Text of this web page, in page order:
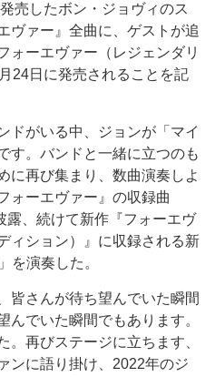
売したボン・ジョヴィのス
ヴァー』全曲に、ゲストが追
ォーエヴァー（レジェンダリ
24日に発売されることを記
がいる中、ジョンが「マイ
す。バンドと一緒に立つのも
に再び集まり、数曲演奏しよ
ォーエヴァー』の収録曲
露、続けて新作『フォーエヴ
ィション）』に収録される新
を演奏した。
さんが待ち望んでいた瞬間
んでいた瞬間でもあります。
。再びステージに立ちます、
ンに語り掛け、2022年のジ